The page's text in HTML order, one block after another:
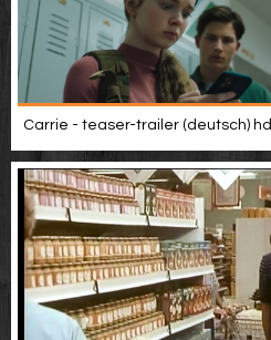
Carrie - teaser-trailer (deutsch) hd